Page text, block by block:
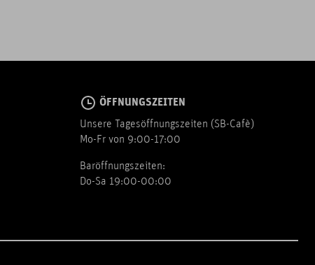
ÖFFNUNGSZEITEN
Unsere Tagesöffnungszeiten (SB-Cafè)
Mo-Fr von 9:00-17:00
Baröffnungszeiten:
Do-Sa 19:00-00:00